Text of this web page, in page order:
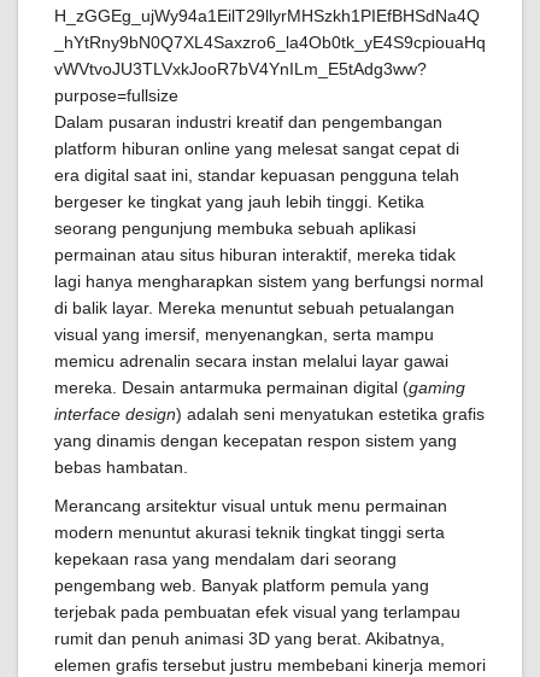
Dalam pusaran industri kreatif dan pengembangan
platform hiburan online yang melesat sangat cepat di
era digital saat ini, standar kepuasan pengguna telah
bergeser ke tingkat yang jauh lebih tinggi. Ketika
seorang pengunjung membuka sebuah aplikasi
permainan atau situs hiburan interaktif, mereka tidak
lagi hanya mengharapkan sistem yang berfungsi normal
di balik layar. Mereka menuntut sebuah petualangan
visual yang imersif, menyenangkan, serta mampu
memicu adrenalin secara instan melalui layar gawai
mereka. Desain antarmuka permainan digital (gaming
interface design) adalah seni menyatukan estetika grafis
yang dinamis dengan kecepatan respon sistem yang
bebas hambatan.
Merancang arsitektur visual untuk menu permainan
modern menuntut akurasi teknik tingkat tinggi serta
kepekaan rasa yang mendalam dari seorang
pengembang web. Banyak platform pemula yang
terjebak pada pembuatan efek visual yang terlampau
rumit dan penuh animasi 3D yang berat. Akibatnya,
elemen grafis tersebut justru membebani kinerja memori